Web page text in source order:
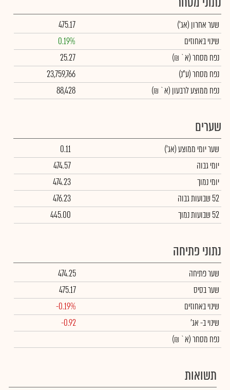
שער אחרון (אג')
475.17
שינוי באחוזים
0.19%
נפח מסחר(א` ₪)
25.27
נפח מסחר(ע"נ)
23,759,766
נפח ממוצע לרבעון (א` ₪)
88,428
שערים
שער יומי ממוצע(אג')
0.11
יומי גבוה
474.57
יומי נמוך
474.23
52 שבועות גבוה
476.23
52 שבועות נמוך
445.00
נתוני פתיחה
שער פתיחה
474.25
שער בסיס
475.17
שינוי באחוזים
-0.19%
שינויב- אג'
-0.92
נפח מסחר(א` ₪)
תשואות